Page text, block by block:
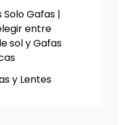
Gafas |
entre
sol y Gafas
y Lentes